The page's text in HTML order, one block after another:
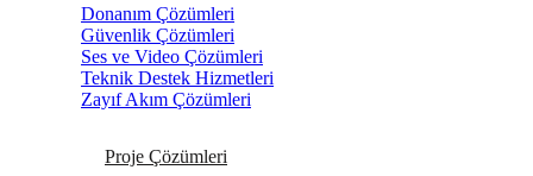
Donanım Çözümleri
Güvenlik Çözümleri
Ses ve Video Çözümleri
Teknik Destek Hizmetleri
Zayıf Akım Çözümleri
Proje Çözümleri